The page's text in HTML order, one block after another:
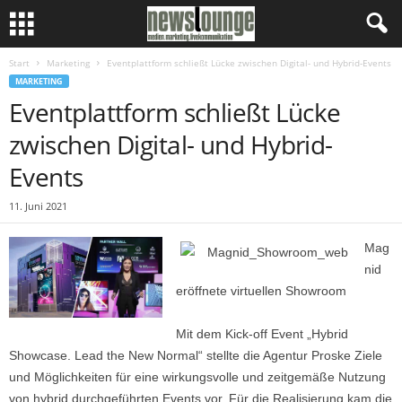
Start Marketing Eventplattform schließt Lücke zwischen Digital- und Hybrid-Events
MARKETING
Eventplattform schließt Lücke
zwischen Digital- und Hybrid-
Events
11. Juni 2021
Mag
nid
eröffnete virtuellen Showroom
Mit dem Kick-off Event „Hybrid
Showcase. Lead the New Normal“ stellte die Agentur Proske Ziele
und Möglichkeiten für eine wirkungsvolle und zeitgemäße Nutzung
von hybrid durchgeführten Events vor. Für die Realisierung kam die